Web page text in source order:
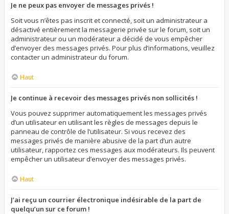
Je ne peux pas envoyer de messages privés !
Soit vous n’êtes pas inscrit et connecté, soit un administrateur a
désactivé entièrement la messagerie privée sur le forum, soit un
administrateur ou un modérateur a décidé de vous empêcher
d’envoyer des messages privés. Pour plus d’informations, veuillez
contacter un administrateur du forum.
Haut
Je continue à recevoir des messages privés non sollicités !
Vous pouvez supprimer automatiquement les messages privés
d’un utilisateur en utilisant les règles de messages depuis le
panneau de contrôle de l’utilisateur. Si vous recevez des
messages privés de manière abusive de la part d’un autre
utilisateur, rapportez ces messages aux modérateurs. Ils peuvent
empêcher un utilisateur d’envoyer des messages privés.
Haut
J’ai reçu un courrier électronique indésirable de la part de
quelqu’un sur ce forum !